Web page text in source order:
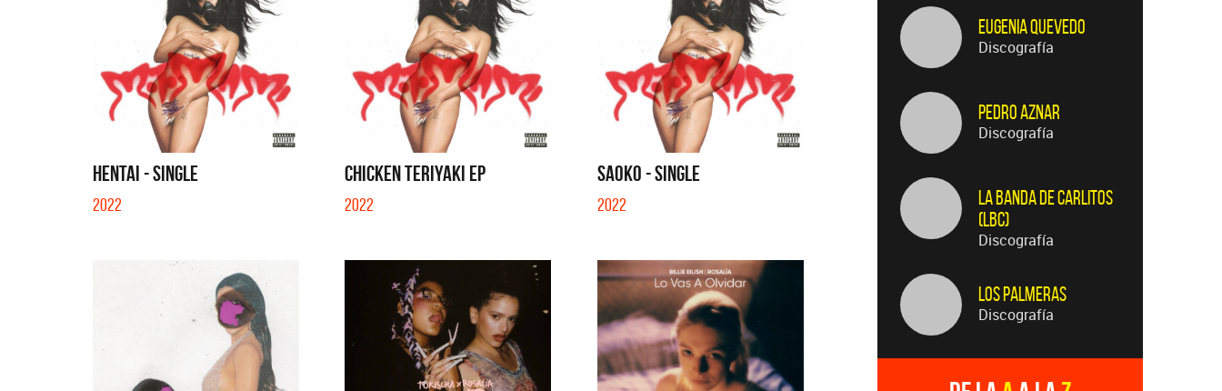
HENTAI - SINGLE
2022
CHICKEN TERIYAKI EP
2022
SAOKO - SINGLE
2022
Eugenia Quevedo
Discografía
Pedro Aznar
Discografía
La Banda de Carlitos
(LBC)
Discografía
Los Palmeras
Discografía